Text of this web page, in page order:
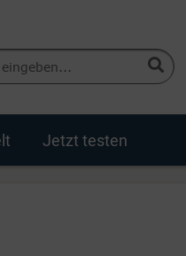
Jetzt testen